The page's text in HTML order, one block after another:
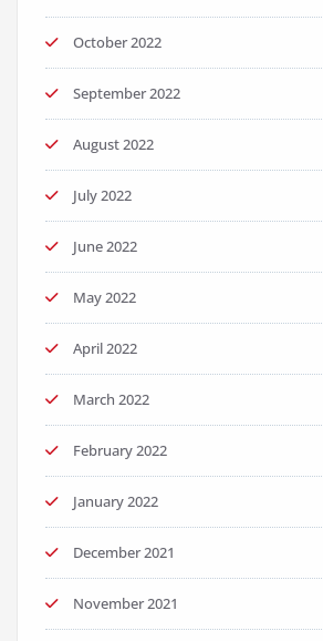
October 2022
September 2022
August 2022
July 2022
June 2022
May 2022
April 2022
March 2022
February 2022
January 2022
December 2021
November 2021